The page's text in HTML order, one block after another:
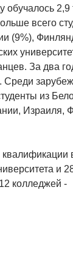
обучалось 2,9
всего
(9%),
За два
Среди
из
Израиля,
и
колледжей -